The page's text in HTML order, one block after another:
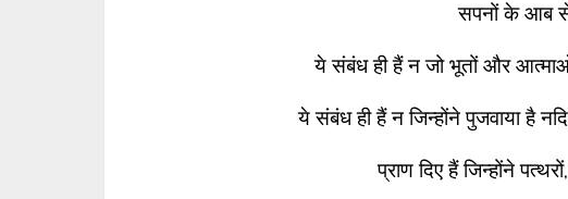
सपनों के आब
ये संबंध ही हैं न जो भूतों और
ये संबंध ही हैं न जिन्होंने पुजवाया है
प्राण दिए हैं जिन्होंने